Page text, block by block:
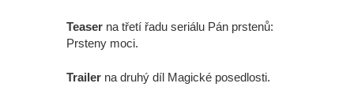
Teaser na třetí řadu seriálu Pán prstenů:
Prsteny moci.
Trailer na druhý díl Magické posedlosti.